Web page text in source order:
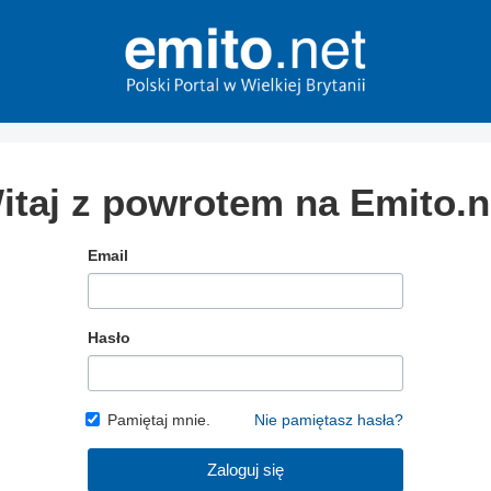
z powrotem na
Email
Hasło
Pamiętaj mnie. Nie pamiętasz hasła?
Zaloguj się